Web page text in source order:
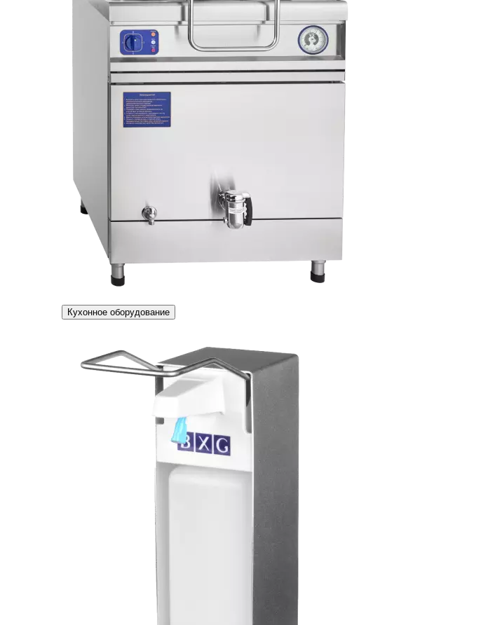
Кухонное оборудование